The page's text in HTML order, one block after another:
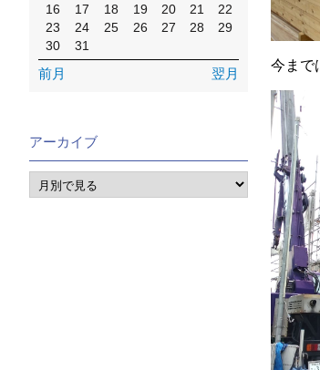
今まで
16
17 18 19 20 21
22
23
24 25 26 27 28
29
30
31
前月 翌月
アーカイブ